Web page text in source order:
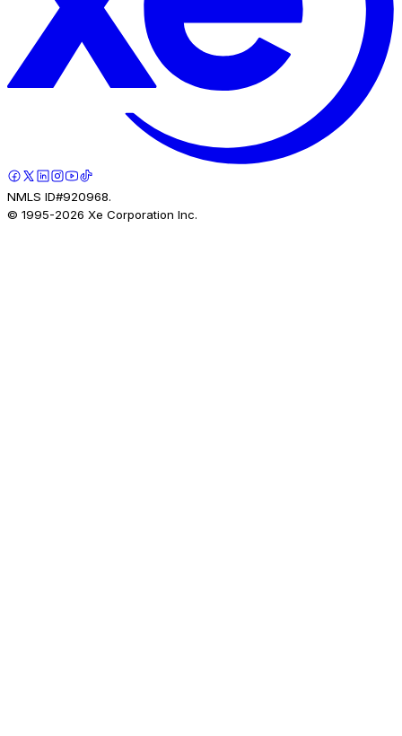
NMLS ID#920968.
© 1995-2026 Xe Corporation Inc.